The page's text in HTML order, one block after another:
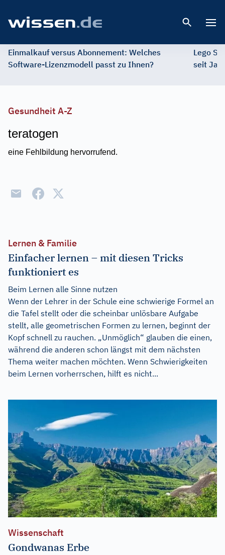
Einmalkauf versus Abonnement: Welches
Software-Lizenzmodell passt zu Ihnen?
Lego
seit
Gesundheit A-Z
teratogen
eine Fehlbildung hervorrufend.
Lernen & Familie
Einfacher lernen – mit diesen Tricks
funktioniert es
Beim Lernen alle Sinne nutzen
Wenn der Lehrer in der Schule eine schwierige Formel an
die Tafel stellt oder die scheinbar unlösbare Aufgabe
stellt, alle geometrischen Formen zu lernen, beginnt der
Kopf schnell zu rauchen. „Unmöglich“ glauben die einen,
während die anderen schon längst mit dem nächsten
Thema weiter machen möchten. Wenn Schwierigkeiten
beim Lernen vorherrschen, hilft es nicht...
Wissenschaft
Gondwanas Erbe